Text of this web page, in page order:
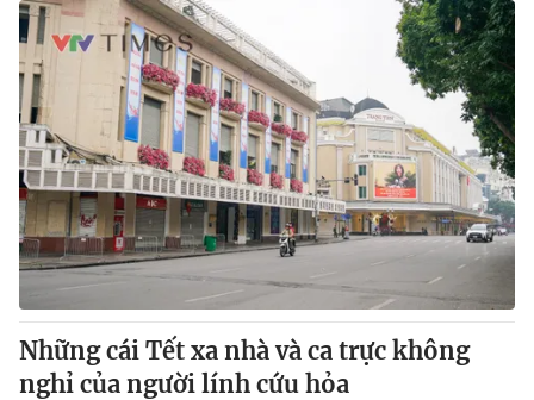
Những cái Tết xa nhà và ca trực không
nghỉ của người lính cứu hỏa